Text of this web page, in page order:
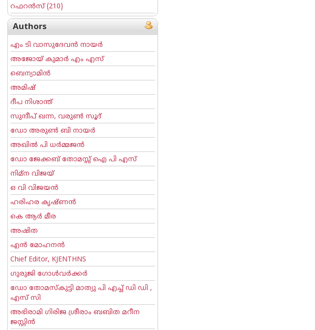
റഫറന്‍സ്(210)
Authors
എം ടി വാസുദേവന്‍ നായര്‍
അജോയ് കുമാര്‍ എം എസ്
ബെന്യാമിന്‍
അമിഷ്
ദീപ നിശാന്ത്
സുന്ദീപ് ഖന്ന, വരുൺ സൂദ്
ഡോ അരുണ്‍ ബി നായര്‍
അഖില്‍ പി ധര്‍മ്മജന്‍
ഡോ ജേക്കബ് തോമസ്സ് ഐ പി എസ്
നിമ്ന വിജയ്
ഒ വി വിജയന്‍
ഹരിഹര കൃഷ്ണൻ
കെ ആര്‍ മീര
അഷിത
എന്‍ മോഹനന്‍
Chief Editor, KJENTHNS
ഗുരുജി ഗോള്‍‌വര്‍ക്കര്‍
ഡോ തോമസ്കുട്ടി മാത്യു പി എച്ച് ഡി ഡി ,
എസ് സി
അഭിരാമി ഗിരിജ ശ്രീരാം ബബിത മറീന
ജസ്റ്റിന്‍